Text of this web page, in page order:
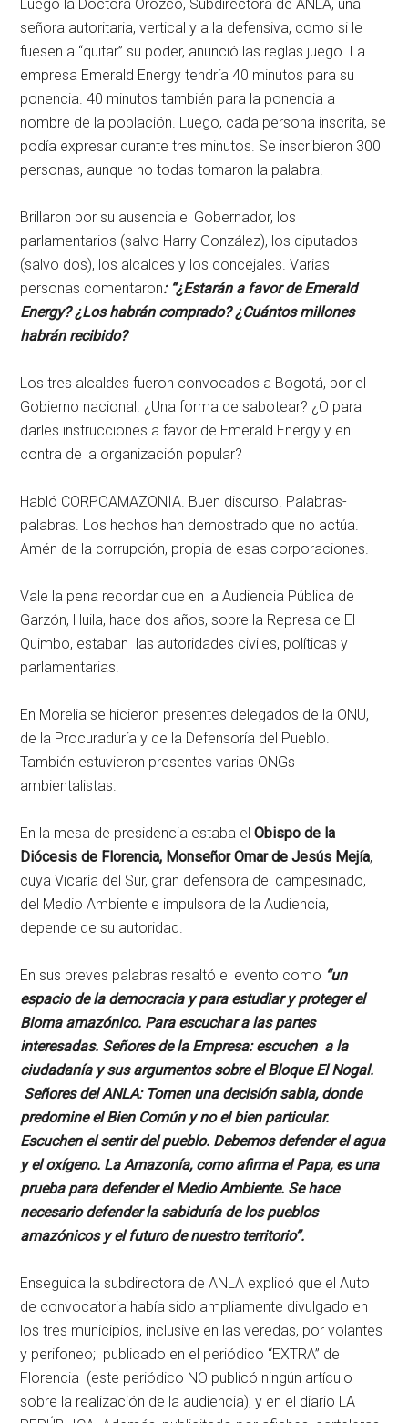
Luego la Doctora Orozco, Subdirectora de ANLA, una
señora autoritaria, vertical y a la defensiva, como si le
fuesen a “quitar” su poder, anunció las reglas juego. La
empresa Emerald Energy tendría 40 minutos para su
ponencia. 40 minutos también para la ponencia a
nombre de la población. Luego, cada persona inscrita, se
podía expresar durante tres minutos. Se inscribieron 300
personas, aunque no todas tomaron la palabra.
Brillaron por su ausencia el Gobernador, los
parlamentarios (salvo Harry González), los diputados
(salvo dos), los alcaldes y los concejales. Varias
personas comentaron: “¿Estarán a favor de Emerald
Energy? ¿Los habrán comprado? ¿Cuántos millones
habrán recibido?
Los tres alcaldes fueron convocados a Bogotá, por el
Gobierno nacional. ¿Una forma de sabotear? ¿O para
darles instrucciones a favor de Emerald Energy y en
contra de la organización popular?
Habló CORPOAMAZONIA. Buen discurso. Palabras-
palabras. Los hechos han demostrado que no actúa.
Amén de la corrupción, propia de esas corporaciones.
Vale la pena recordar que en la Audiencia Pública de
Garzón, Huila, hace dos años, sobre la Represa de El
Quimbo, estaban las autoridades civiles, políticas y
parlamentarias.
En Morelia se hicieron presentes delegados de la ONU,
de la Procuraduría y de la Defensoría del Pueblo.
También estuvieron presentes varias ONGs
ambientalistas.
En la mesa de presidencia estaba elObispo de la
Diócesis de Florencia, Monseñor Omar de Jesús Mejía,
cuya Vicaría del Sur, gran defensora del campesinado,
del Medio Ambiente e impulsora de la Audiencia,
depende de su autoridad.
En sus breves palabras resaltó el evento como “un
espacio de la democracia y para estudiar y proteger el
Bioma amazónico. Para escuchar a las partes
interesadas. Señores de la Empresa: escuchen a la
ciudadanía y sus argumentos sobre el Bloque El Nogal.
Señores del ANLA: Tomen una decisión sabia, donde
predomine el Bien Común y no el bien particular.
Escuchen el sentir del pueblo. Debemos defender el agua
y el oxígeno. La Amazonía, como afirma el Papa, es una
prueba para defender el Medio Ambiente. Se hace
necesario defender la sabiduría de los pueblos
amazónicos y el futuro de nuestro territorio”.
Enseguida la subdirectora de ANLA explicó que el Auto
de convocatoria había sido ampliamente divulgado en
los tres municipios, inclusive en las veredas, por volantes
y perifoneo; publicado en el periódico “EXTRA” de
Florencia (este periódico NO publicó ningún artículo
sobre la realización de la audiencia), y en el diario LA